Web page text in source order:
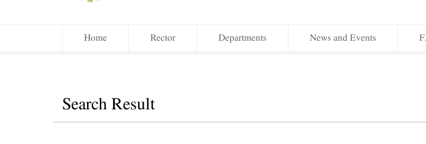
Home Rector Departments News and Events
Search Result